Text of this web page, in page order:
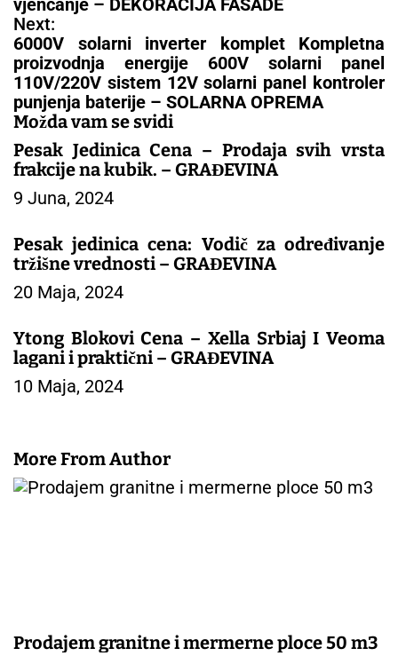
a
c
i
j
a
č
l
a
n
a
a
Next:
6000V solarni inverter komplet Kompletna
proizvodnja energije 600V solarni panel
110V/220V sistem 12V solarni panel kontroler
punjenja baterije – SOLARNA OPREMA
Možda vam se svidi
Pesak Jedinica Cena – Prodaja svih vrsta
frakcije na kubik. – GRAĐEVINA
9 Juna, 2024
Pesak jedinica cena: Vodič za određivanje
tržišne vrednosti – GRAĐEVINA
20 Maja, 2024
Ytong Blokovi Cena – Xella Srbiaj I Veoma
lagani i praktični – GRAĐEVINA
10 Maja, 2024
More From Author
Prodajem granitne i mermerne ploce 50 m3